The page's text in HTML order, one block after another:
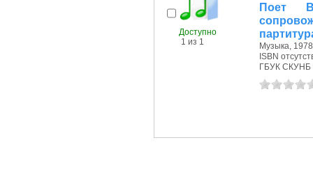
Доступно
1 из 1
Поет
Музыка, 1978
ISBN
ГБУК СКУНБ